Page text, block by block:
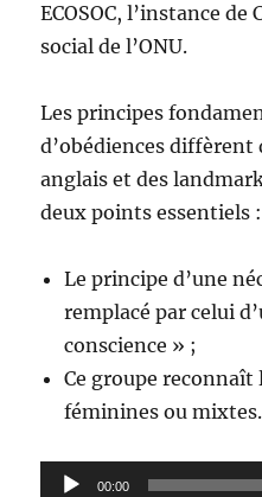
ECOSOC, l’instance
social de l’ONU.
Les principes
d’obédiences diffèrent
anglais et des
deux points essentiels :
Le principe d’une
remplacé par celui
conscience » ;
Ce groupe reconnaît
féminines ou mixtes.
Lecteur00:00